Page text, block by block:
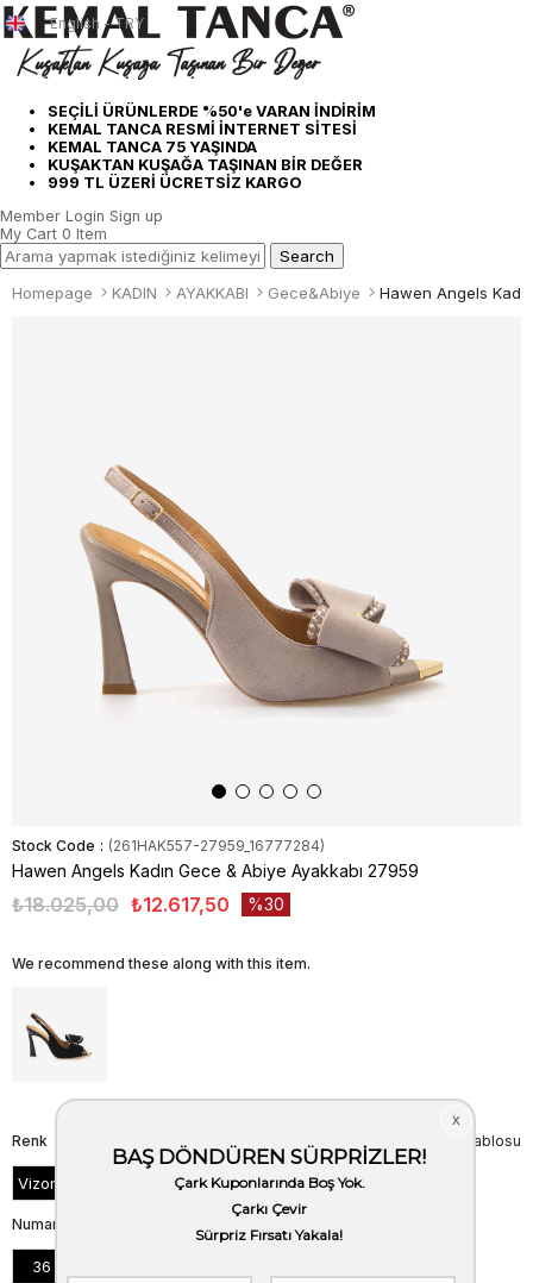
SEÇİLİ ÜRÜNLERDE %50'e VARAN İNDİRİM
KEMAL TANCA RESMİ İNTERNET SİTESİ
KEMAL TANCA 75 YAŞINDA
KUŞAKTAN KUŞAĞA TAŞINAN BİR DEĞER
999 TL ÜZERİ ÜCRETSİZ KARGO
English - TRY
Member Login Sign up
My Cart 0 Item
Homepage KADIN AYAKKABI Gece&Abiye Hawen Angels
Stock Code (261HAK557-27959_16777284)
Hawen Angels Kadın Gece & Abiye Ayakkabı 27959
₺18.025,00 ₺12.617,50 30
We recommend these along with this item.
Beden Tablosu
Renk
Vizon Süet
Numara
36